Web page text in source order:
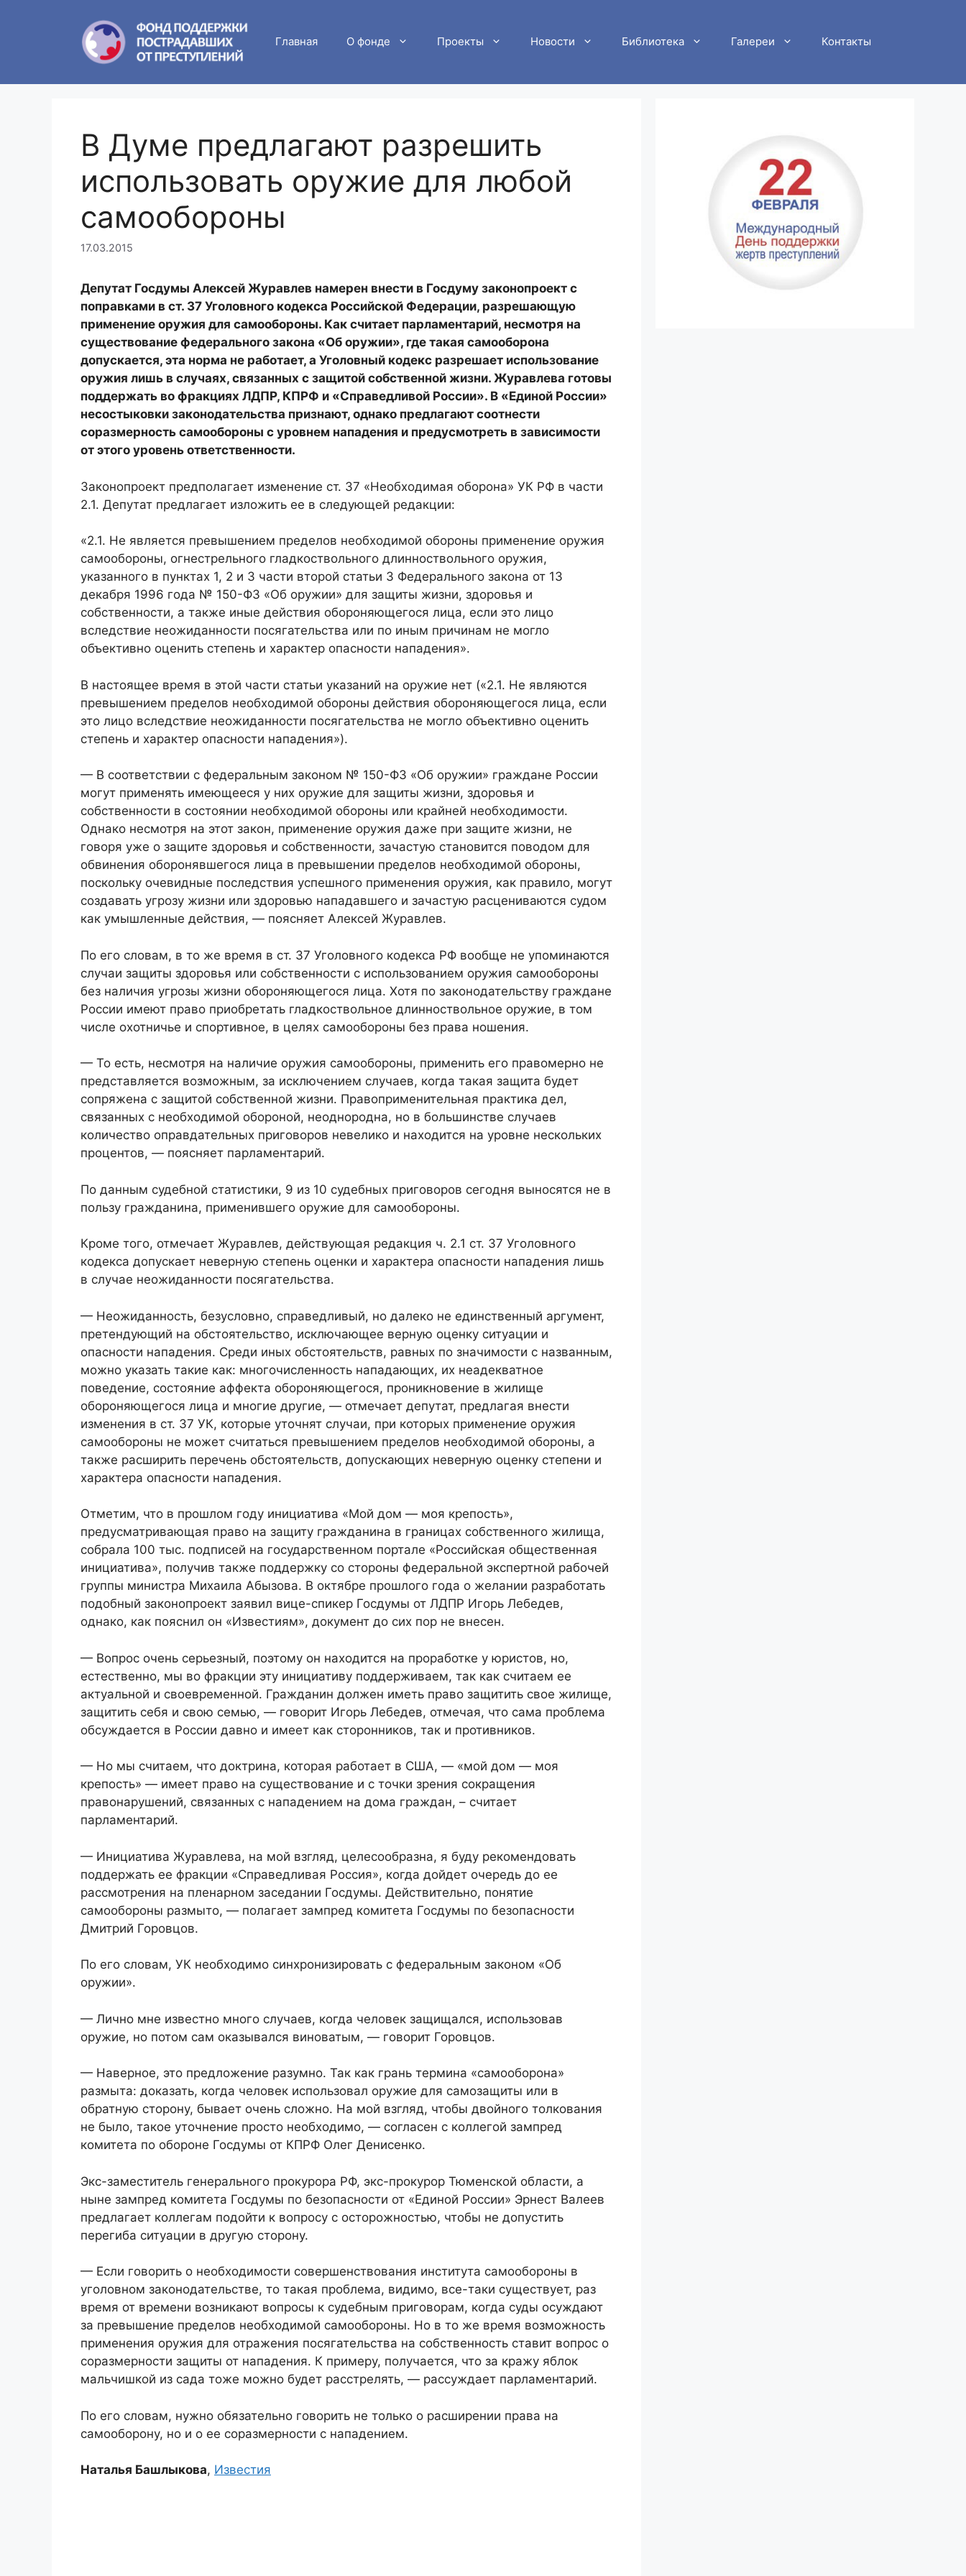
Главная О фонде Проекты Новости Библиотека Галереи Контакты
В Думе предлагают разрешить
использовать оружие для любой
самообороны
17.03.2015
Депутат Госдумы Алексей Журавлев намерен внести в Госдуму законопроект с
поправками в ст. 37 Уголовного кодекса Российской Федерации, разрешающую
применение оружия для самообороны. Как считает парламентарий, несмотря на
существование федерального закона «Об оружии», где такая самооборона
допускается, эта норма не работает, а Уголовный кодекс разрешает использование
оружия лишь в случаях, связанных с защитой собственной жизни. Журавлева готовы
поддержать во фракциях ЛДПР, КПРФ и «Справедливой России». В «Единой России»
несостыковки законодательства признают, однако предлагают соотнести
соразмерность самообороны с уровнем нападения и предусмотреть в зависимости
от этого уровень ответственности.
Законопроект предполагает изменение ст. 37 «Необходимая оборона» УК РФ в части
2.1. Депутат предлагает изложить ее в следующей редакции:
«2.1. Не является превышением пределов необходимой обороны применение оружия
самообороны, огнестрельного гладкоствольного длинноствольного оружия,
указанного в пунктах 1, 2 и 3 части второй статьи 3 Федерального закона от 13
декабря 1996 года № 150-ФЗ «Об оружии» для защиты жизни, здоровья и
собственности, а также иные действия обороняющегося лица, если это лицо
вследствие неожиданности посягательства или по иным причинам не могло
объективно оценить степень и характер опасности нападения».
В настоящее время в этой части статьи указаний на оружие нет («2.1. Не являются
превышением пределов необходимой обороны действия обороняющегося лица, если
это лицо вследствие неожиданности посягательства не могло объективно оценить
степень и характер опасности нападения»).
— В соответствии с федеральным законом № 150-ФЗ «Об оружии» граждане России
могут применять имеющееся у них оружие для защиты жизни, здоровья и
собственности в состоянии необходимой обороны или крайней необходимости.
Однако несмотря на этот закон, применение оружия даже при защите жизни, не
говоря уже о защите здоровья и собственности, зачастую становится поводом для
обвинения оборонявшегося лица в превышении пределов необходимой обороны,
поскольку очевидные последствия успешного применения оружия, как правило, могут
создавать угрозу жизни или здоровью нападавшего и зачастую расцениваются судом
как умышленные действия, — поясняет Алексей Журавлев.
По его словам, в то же время в ст. 37 Уголовного кодекса РФ вообще не упоминаются
случаи защиты здоровья или собственности с использованием оружия самообороны
без наличия угрозы жизни обороняющегося лица. Хотя по законодательству граждане
России имеют право приобретать гладкоствольное длинноствольное оружие, в том
числе охотничье и спортивное, в целях самообороны без права ношения.
— То есть, несмотря на наличие оружия самообороны, применить его правомерно не
представляется возможным, за исключением случаев, когда такая защита будет
сопряжена с защитой собственной жизни. Правоприменительная практика дел,
связанных с необходимой обороной, неоднородна, но в большинстве случаев
количество оправдательных приговоров невелико и находится на уровне нескольких
процентов, — поясняет парламентарий.
По данным судебной статистики, 9 из 10 судебных приговоров сегодня выносятся не в
пользу гражданина, применившего оружие для самообороны.
Кроме того, отмечает Журавлев, действующая редакция ч. 2.1 ст. 37 Уголовного
кодекса допускает неверную степень оценки и характера опасности нападения лишь
в случае неожиданности посягательства.
— Неожиданность, безусловно, справедливый, но далеко не единственный аргумент,
претендующий на обстоятельство, исключающее верную оценку ситуации и
опасности нападения. Среди иных обстоятельств, равных по значимости с названным,
можно указать такие как: многочисленность нападающих, их неадекватное
поведение, состояние аффекта обороняющегося, проникновение в жилище
обороняющегося лица и многие другие, — отмечает депутат, предлагая внести
изменения в ст. 37 УК, которые уточнят случаи, при которых применение оружия
самообороны не может считаться превышением пределов необходимой обороны, а
также расширить перечень обстоятельств, допускающих неверную оценку степени и
характера опасности нападения.
Отметим, что в прошлом году инициатива «Мой дом — моя крепость»,
предусматривающая право на защиту гражданина в границах собственного жилища,
собрала 100 тыс. подписей на государственном портале «Российская общественная
инициатива», получив также поддержку со стороны федеральной экспертной рабочей
группы министра Михаила Абызова. В октябре прошлого года о желании разработать
подобный законопроект заявил вице-спикер Госдумы от ЛДПР Игорь Лебедев,
однако, как пояснил он «Известиям», документ до сих пор не внесен.
— Вопрос очень серьезный, поэтому он находится на проработке у юристов, но,
естественно, мы во фракции эту инициативу поддерживаем, так как считаем ее
актуальной и своевременной. Гражданин должен иметь право защитить свое жилище,
защитить себя и свою семью, — говорит Игорь Лебедев, отмечая, что сама проблема
обсуждается в России давно и имеет как сторонников, так и противников.
— Но мы считаем, что доктрина, которая работает в США, — «мой дом — моя
крепость» — имеет право на существование и с точки зрения сокращения
правонарушений, связанных с нападением на дома граждан, – считает
парламентарий.
— Инициатива Журавлева, на мой взгляд, целесообразна, я буду рекомендовать
поддержать ее фракции «Справедливая Россия», когда дойдет очередь до ее
рассмотрения на пленарном заседании Госдумы. Действительно, понятие
самообороны размыто, — полагает зампред комитета Госдумы по безопасности
Дмитрий Горовцов.
По его словам, УК необходимо синхронизировать с федеральным законом «Об
оружии».
— Лично мне известно много случаев, когда человек защищался, использовав
оружие, но потом сам оказывался виноватым, — говорит Горовцов.
— Наверное, это предложение разумно. Так как грань термина «самооборона»
размыта: доказать, когда человек использовал оружие для самозащиты или в
обратную сторону, бывает очень сложно. На мой взгляд, чтобы двойного толкования
не было, такое уточнение просто необходимо, — согласен с коллегой зампред
комитета по обороне Госдумы от КПРФ Олег Денисенко.
Экс-заместитель генерального прокурора РФ, экс-прокурор Тюменской области, а
ныне зампред комитета Госдумы по безопасности от «Единой России» Эрнест Валеев
предлагает коллегам подойти к вопросу с осторожностью, чтобы не допустить
перегиба ситуации в другую сторону.
— Если говорить о необходимости совершенствования института самообороны в
уголовном законодательстве, то такая проблема, видимо, все-таки существует, раз
время от времени возникают вопросы к судебным приговорам, когда суды осуждают
за превышение пределов необходимой самообороны. Но в то же время возможность
применения оружия для отражения посягательства на собственность ставит вопрос о
соразмерности защиты от нападения. К примеру, получается, что за кражу яблок
мальчишкой из сада тоже можно будет расстрелять, — рассуждает парламентарий.
По его словам, нужно обязательно говорить не только о расширении права на
самооборону, но и о ее соразмерности с нападением.
Наталья Башлыкова, Известия